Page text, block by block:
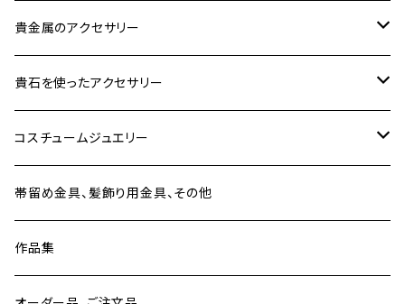
ブレスレット、その他
リング
ブレスレット、その他
イヤリング・ピアス
ブローチ
イヤリング、ピアス
水晶に蒔絵のアクセサリー
ブローチ
イヤリング、ピアス
朴の木やポプラに蒔絵のアクセサリー
ブローチ
イヤリング・ピアス
その他の蒔絵のアクセサリー
イヤリング、ピアス
ネックレス、ペンダント
リング
ブレスレット、バングル、その他
ブローチ
イヤリング、ピアス
ネックレス、ペンダント
リング
ブレスレット、バングル、その他
貴金属のアクセサリー
ブローチ
イヤリング、ピアス
ネックレス、ペンダント
ブレスレット、その他
貴石を使ったアクセサリー
ブローチ
イヤリング、ピアス
ネックレス、ペンダント
コスチュームジュエリー
ブローチ
イヤリング、ピアス
帯留め金具、髪飾り用金具、その他
作品集